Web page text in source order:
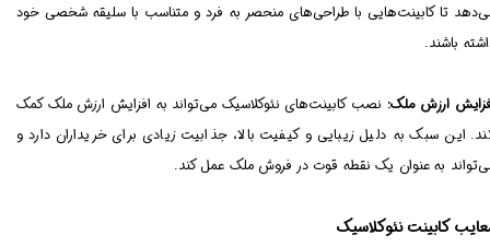
تا کابینت‌هایی با طراحی‌های منحصر به فرد و متناسب با سلیقه شخصی خود
باشند.
ارزش ملک: نصب کابینت‌های نئوکلاسیک می‌تواند به افزایش ارزش ملک کمک
این سبک به دلیل زیبایی و کیفیت بالا، جذابیت زیادی برای خریداران دارد و
به عنوان یک نقطه قوت در فروش ملک عمل کند.
کابینت نئوکلاسیک